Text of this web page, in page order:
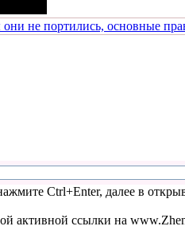
не портились, основные
Ctrl+Enter, далее в
активной ссылки на